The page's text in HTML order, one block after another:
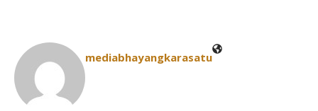
mediabhayangkarasatu